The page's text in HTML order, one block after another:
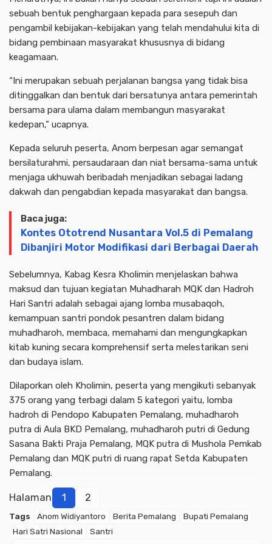
sebuah bentuk penghargaan kepada para sesepuh dan
pengambil kebijakan-kebijakan yang telah mendahului kita di
bidang pembinaan masyarakat khususnya di bidang
keagamaan.
“Ini merupakan sebuah perjalanan bangsa yang tidak bisa
ditinggalkan dan bentuk dari bersatunya antara pemerintah
bersama para ulama dalam membangun masyarakat
kedepan,” ucapnya.
Kepada seluruh peserta, Anom berpesan agar semangat
bersilaturahmi, persaudaraan dan niat bersama-sama untuk
menjaga ukhuwah beribadah menjadikan sebagai ladang
dakwah dan pengabdian kepada masyarakat dan bangsa.
Baca juga:
Kontes Ototrend Nusantara Vol.5 di Pemalang
Dibanjiri Motor Modifikasi dari Berbagai Daerah
Sebelumnya, Kabag Kesra Kholimin menjelaskan bahwa
maksud dan tujuan kegiatan Muhadharah MQK dan Hadroh
Hari Santri adalah sebagai ajang lomba musabaqoh,
kemampuan santri pondok pesantren dalam bidang
muhadharoh, membaca, memahami dan mengungkapkan
kitab kuning secara komprehensif serta melestarikan seni
dan budaya islam.
Dilaporkan oleh Kholimin, peserta yang mengikuti sebanyak
375 orang yang terbagi dalam 5 kategori yaitu, lomba
hadroh di Pendopo Kabupaten Pemalang, muhadharoh
putra di Aula BKD Pemalang, muhadharoh putri di Gedung
Sasana Bakti Praja Pemalang, MQK putra di Mushola Pemkab
Pemalang dan MQK putri di ruang rapat Setda Kabupaten
Pemalang.
Halaman 1 2
Tags Anom Widiyantoro Berita Pemalang
Bupati Pemalang
Hari Satri Nasional
Santri